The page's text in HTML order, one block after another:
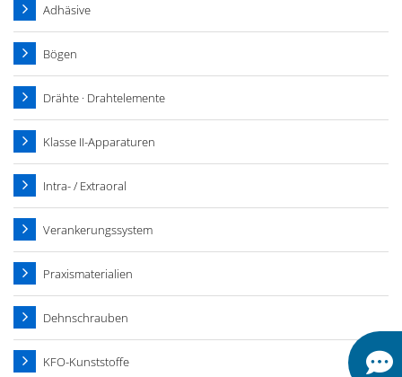
Adhäsive
Bögen
Drähte · Drahtelemente
Klasse II-Apparaturen
Intra- / Extraoral
Verankerungssystem
Praxismaterialien
Dehnschrauben
KFO-Kunststoffe